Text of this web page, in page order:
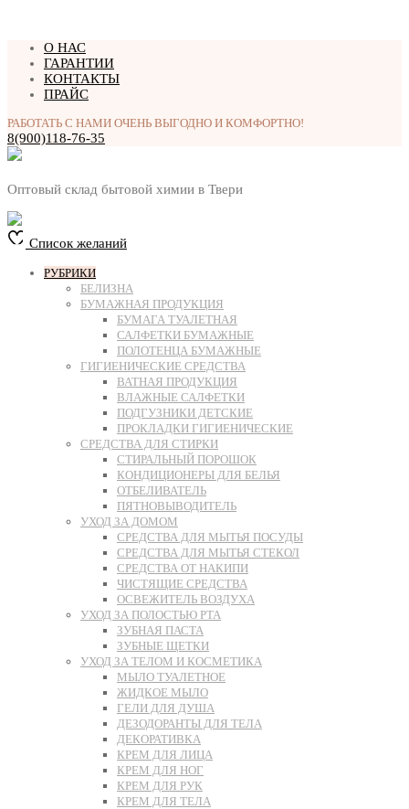
Перейти
содержимому
О НАС
ГАРАНТИИ
КОНТАКТЫ
ПРАЙС
РАБОТАТЬ С НАМИ ОЧЕНЬ ВЫГОДНО И КОМФОРТНО!
8(900)118-76-35
Оптовый склад бытовой химии в Твери
Список желаний
РУБРИКИ
БЕЛИЗНА
БУМАЖНАЯ ПРОДУКЦИЯ
БУМАГА ТУАЛЕТНАЯ
САЛФЕТКИ БУМАЖНЫЕ
ПОЛОТЕНЦА БУМАЖНЫЕ
ГИГИЕНИЧЕСКИЕ СРЕДСТВА
ВАТНАЯ ПРОДУКЦИЯ
ВЛАЖНЫЕ САЛФЕТКИ
ПОДГУЗНИКИ ДЕТСКИЕ
ПРОКЛАДКИ ГИГИЕНИЧЕСКИЕ
СРЕДСТВА ДЛЯ СТИРКИ
СТИРАЛЬНЫЙ ПОРОШОК
КОНДИЦИОНЕРЫ ДЛЯ БЕЛЬЯ
ОТБЕЛИВАТЕЛЬ
ПЯТНОВЫВОДИТЕЛЬ
УХОД ЗА ДОМОМ
СРЕДСТВА ДЛЯ МЫТЬЯ ПОСУДЫ
СРЕДСТВА ДЛЯ МЫТЬЯ СТЕКОЛ
СРЕДСТВА ОТ НАКИПИ
ЧИСТЯЩИЕ СРЕДСТВА
ОСВЕЖИТЕЛЬ ВОЗДУХА
УХОД ЗА ПОЛОСТЬЮ РТА
ЗУБНАЯ ПАСТА
ЗУБНЫЕ ЩЕТКИ
УХОД ЗА ТЕЛОМ И КОСМЕТИКА
МЫЛО ТУАЛЕТНОЕ
ЖИДКОЕ МЫЛО
ГЕЛИ ДЛЯ ДУША
ДЕЗОДОРАНТЫ ДЛЯ ТЕЛА
ДЕКОРАТИВКА
КРЕМ ДЛЯ ЛИЦА
КРЕМ ДЛЯ НОГ
КРЕМ ДЛЯ РУК
КРЕМ ДЛЯ ТЕЛА